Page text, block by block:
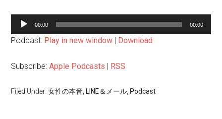
声
プ
ー
00:00 00:00
Podcast: Play in new window | Download
Subscribe:Apple Podcasts | RSS
Filed Under:女性の本音 LINE＆メール Podcast